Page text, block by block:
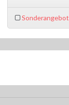
Sonderangebot